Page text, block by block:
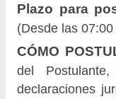
Plazo para
(Desde las
CÓMO
del
declaraciones